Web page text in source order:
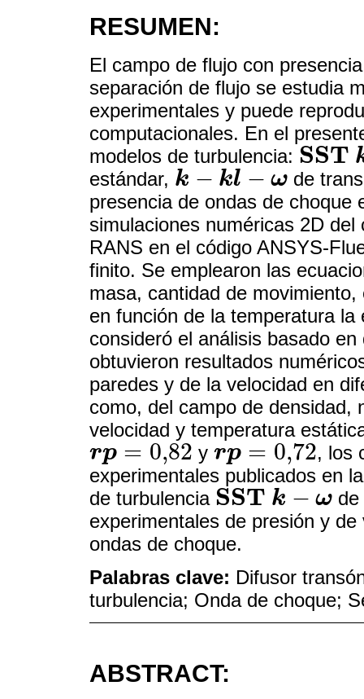
RESUMEN:
El campo de flujo con
separación de flujo se estudia
experimentales y puede
computacionales. En el
modelos de turbulencia: SST
SS T k ω
estándar, k − kl − ω
k-k ω
de
presencia de ondas de choque
simulaciones numéricas 2D
RANS en el código ANSYS-
finito. Se emplearon las
masa, cantidad de
en función de la temperatura
consideró el análisis basado
obtuvieron resultados
paredes y de la velocidad en
como, del campo de densidad,
velocidad y temperatura
rp = 0,82
rp=0,82 yrp = 0,72
rp=0,72
, los
experimentales publicados en
de turbulencia SST k − ω
SS T k ω
experimentales de presión y
ondas de choque.
Palabras clave: Difusor
turbulencia; Onda de choque;
ABSTRACT: